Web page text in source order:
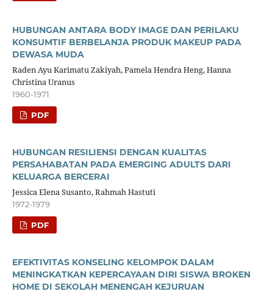
HUBUNGAN ANTARA BODY IMAGE DAN PERILAKU
KONSUMTIF BERBELANJA PRODUK MAKEUP PADA
DEWASA MUDA
Raden Ayu Karimatu Zakiyah, Pamela Hendra Heng, Hanna
Christina Uranus
1960-1971
PDF
HUBUNGAN RESILIENSI DENGAN KUALITAS
PERSAHABATAN PADA EMERGING ADULTS DARI
KELUARGA BERCERAI
Jessica Elena Susanto, Rahmah Hastuti
1972-1979
PDF
EFEKTIVITAS KONSELING KELOMPOK DALAM
MENINGKATKAN KEPERCAYAAN DIRI SISWA BROKEN
HOME DI SEKOLAH MENENGAH KEJURUAN